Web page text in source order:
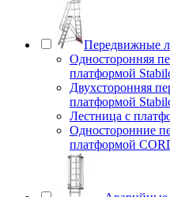
Передвижные
Односторонняя
платформой
Двухсторонняя
платформой
Лестница с
Односторонние
платформой